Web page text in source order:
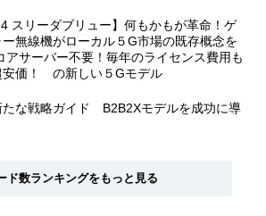
4 スリーダブリュー】何もかもが革命！ゲ
無線機がローカル５G市場の既存概念を
アサーバー不要！毎年のライセンス費用も
安価！ の新しい５Gモデル
たな戦略ガイド B2B2Xモデルを成功に導
ド数ランキングをもっと見る